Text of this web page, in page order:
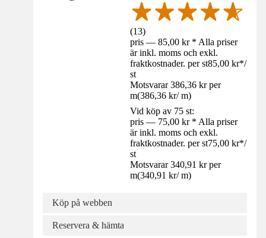
(13)
pris — 85,00 kr * Alla priser
är inkl. moms och exkl.
fraktkostnader. per st85,00 kr*/
st
Motsvarar 386,36 kr per
m(386,36 kr/ m)
Vid köp av 75 st:
pris — 75,00 kr * Alla priser
är inkl. moms och exkl.
fraktkostnader. per st75,00 kr*/
st
Motsvarar 340,91 kr per
m(340,91 kr/ m)
Köp på webben
Reservera & hämta